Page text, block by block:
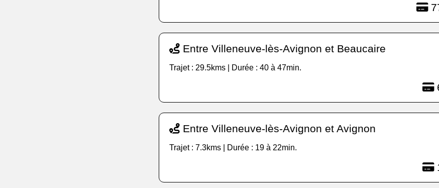
Entre Villeneuve-lès-Avignon et Beaucaire
Trajet : 29.5kms | Durée : 40 à 47min.
Entre Villeneuve-lès-Avignon et Avignon
Trajet : 7.3kms | Durée : 19 à 22min.